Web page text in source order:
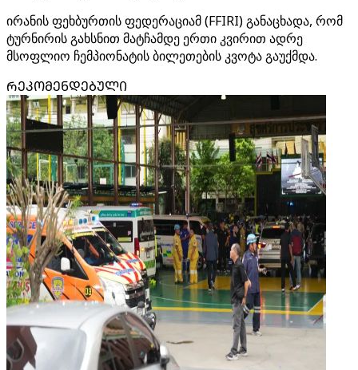
ირანის ფეხბურთის ფედერაციამ (FFIRI) განაცხადა, რომ
ტურნირის გახსნით მატჩამდე ერთი კვირით ადრე
მსოფლიო ჩემპიონატის ბილეთების კვოტა გაუქმდა.
ᲠᲔᲙᲝᲛᲔᲜᲓᲔᲑᲣᲚᲘ